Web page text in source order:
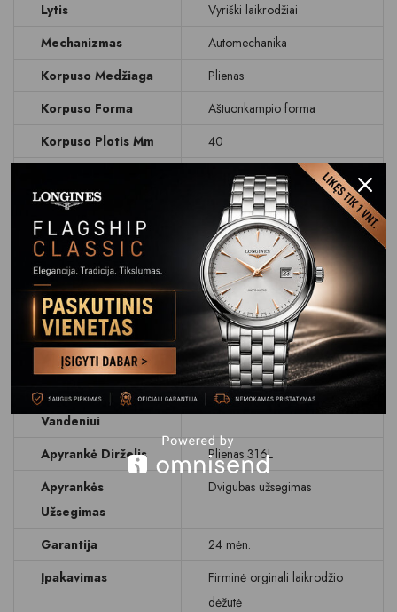
Lytis
Vyriški laikrodžiai
Mechanizmas
Automechanika
Korpuso Medžiaga
Plienas
Korpuso Forma
Aštuonkampio forma
Korpuso Plotis Mm
40
Mm
Svoris G
156
Ciferblatas
Rodyklinis
Ciferblato Spalva
Turkio
Data
Dienos rodymas
Stikliukas
Antirefleksinis stiklas
Atsparumas
Vandeniui
WR 100 M (10 BAR)
Apyrankė Dirželis
Plienas 316L
Apyrankės
Užsegimas
Dvigubas užsegimas
Garantija
24 mėn.
Įpakavimas
Firminė orginali laikrodžio
dėžutė